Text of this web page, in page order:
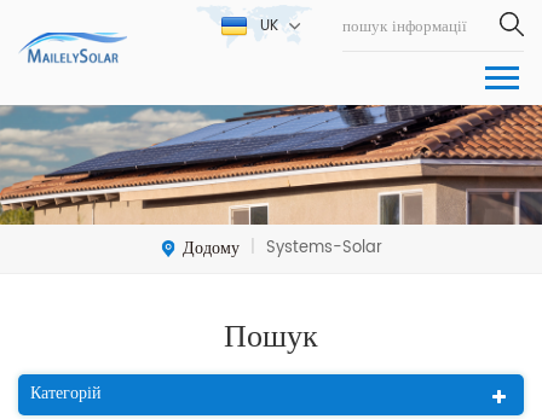
UK
Додому | Systems-Solar
Пошук
Категорій